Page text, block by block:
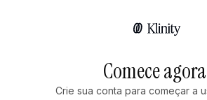
Comece
Crie sua conta para começar a